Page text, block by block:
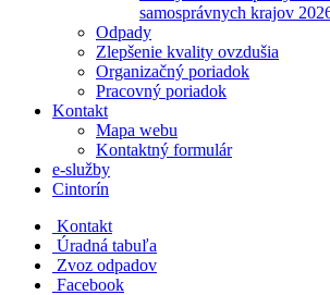
samosprávnych krajov
Odpady
Zlepšenie kvality ovzdušia
Organizačný poriadok
Pracovný poriadok
Kontakt
Mapa webu
Kontaktný formulár
e-služby
Cintorín
Kontakt
Úradná tabuľa
Zvoz odpadov
Facebook